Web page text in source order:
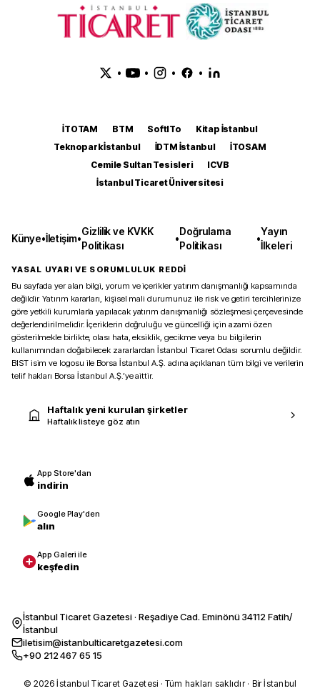
• • • •
İTOTAM BTM SoftITo
Kitap İstanbul
Teknopark İstanbul
İDTM İstanbul
İTOSAM
Cemile Sultan Tesisleri
ICVB
İstanbul Ticaret Üniversitesi
Künye•İletişim•
Gizlilik ve KVKK
Politikası
•
Doğrulama
Politikası
•
Yayın
İlkeleri
YASAL UYARI VE SORUMLULUK REDDİ
Bu sayfada yer alan bilgi, yorum ve içerikler yatırım danışmanlığı kapsamında
değildir. Yatırım kararları, kişisel mali durumunuz ile risk ve getiri tercihlerinize
göre yetkili kurumlarla yapılacak yatırım danışmanlığı sözleşmesi çerçevesinde
değerlendirilmelidir. İçeriklerin doğruluğu ve güncelliği için azami özen
gösterilmekle birlikte, olası hata, eksiklik, gecikme veya bu bilgilerin
kullanımından doğabilecek zararlardan İstanbul Ticaret Odası sorumlu değildir.
BIST isim ve logosu ile Borsa İstanbul A.Ş. adına açıklanan tüm bilgi ve verilerin
telif hakları Borsa İstanbul A.Ş.’ye aittir.
Haftalık yeni kurulan şirketler
Haftalık listeye göz atın
App Store'dan
indirin
Google Play'den
alın
App Galeri ile
keşfedin
İstanbul Ticaret Gazetesi · Reşadiye Cad. Eminönü 34112 Fatih/
İstanbul
iletisim@istanbulticaretgazetesi.com
+90 212 467 65 15
© 2026 İstanbul Ticaret Gazetesi · Tüm hakları saklıdır · Bir İstanbul